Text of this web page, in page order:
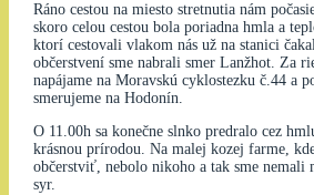
Ráno cestou na miesto stretnutia nám
skoro celou cestou bola poriadna hmla a
ktorí cestovali vlakom nás už na stanici
občerstvení sme nabrali smer Lanžhot. Za
napájame na Moravskú cyklostezku č.44 a
smerujeme na Hodonín.
O 11.00h sa konečne slnko predralo cez
krásnou prírodou. Na malej kozej farme,
občerstviť, nebolo nikoho a tak sme nemali
syr.